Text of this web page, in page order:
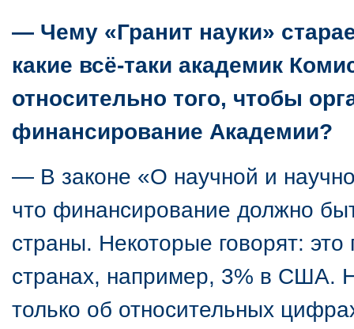
— Чему «Гранит науки»
какие всё-таки академик
относительно того, чтобы
финансирование Академии?
— В законе «О научной и
что финансирование должно
страны. Некоторые говорят: это
странах, например, 3% в США.
только об относительных